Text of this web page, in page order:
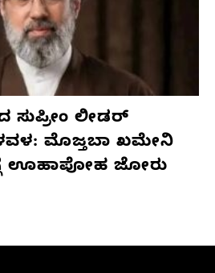
ಸುಪ್ರೀಂ ಲೀಡರ್
ಮೊಜ್ತಬಾ ಖಮೇನಿ
ಊಹಾಪೋಹ ಜೋರು